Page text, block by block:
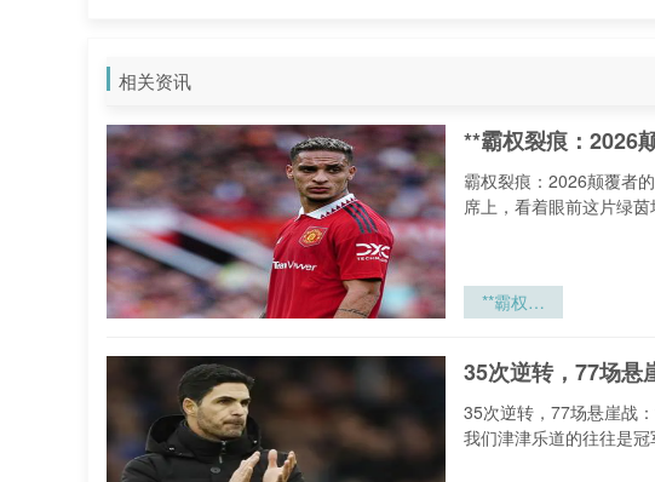
相关资讯
**霸权裂痕：2026
霸权裂痕：2026颠覆者
席上，看着眼前这片绿茵
**霸权裂
流涌动与秩
序重塑**
35次逆转，77场悬
35次逆转，77场悬崖战
我们津津乐道的往往是冠